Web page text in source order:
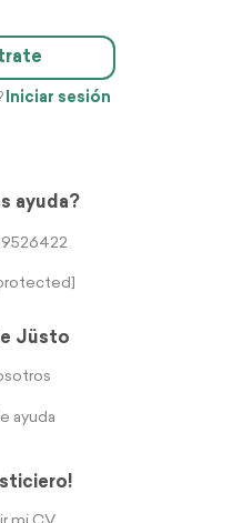
Iniciar sesión
ayuda?
Jüsto
ayuda